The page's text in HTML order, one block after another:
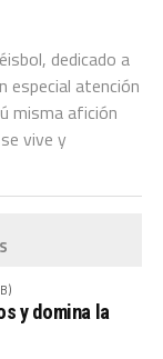
dedicado a
especial atención
misma afición
vive y
y domina la